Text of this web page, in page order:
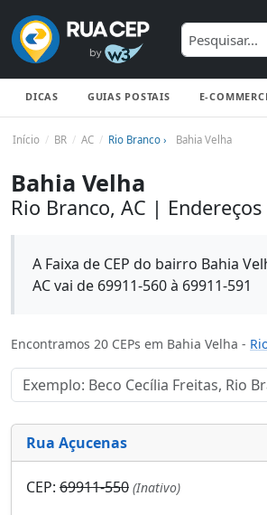
DICAS GUIAS POSTAIS E-
Início BR AC Rio Branco › Bahia Velha
Bahia Velha
Rio Branco, AC | Endereços
A Faixa de CEP do bairro Bahia
AC vai de 69911-560 à 69911-591
Encontramos 20 CEPs em Bahia Velha -
Rua Açucenas
CEP: 69911-550 (Inativo)